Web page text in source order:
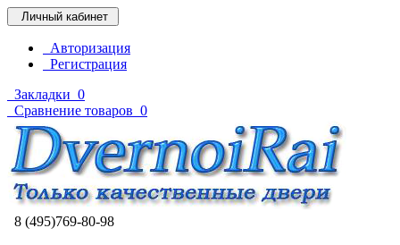
Личный кабинет
Авторизация
Регистрация
Закладки 0
Сравнение товаров 0
8 (495)769-80-98